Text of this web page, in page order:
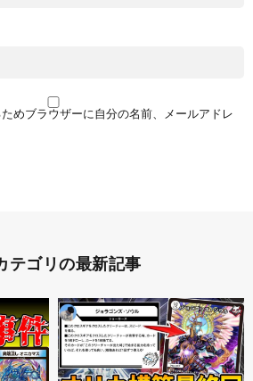
めブラウザーに自分の名前、メールアドレ
テゴリの最新記事